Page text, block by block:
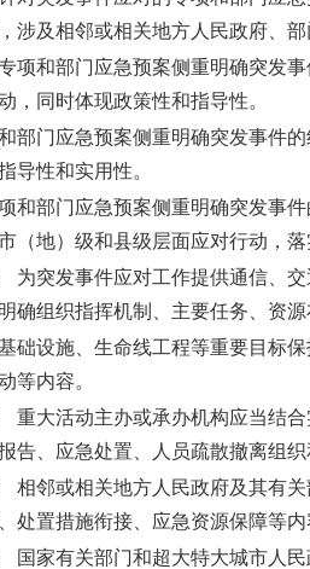
涉及相邻或相关地方人民政府、
项和部门应急预案侧重明确突发
，同时体现政策性和指导性。
部门应急预案侧重明确突发事件
导性和实用性。
和部门应急预案侧重明确突发事
（地）级和县级层面应对行动，
为突发事件应对工作提供通信、交
确组织指挥机制、主要任务、资
础设施、生命线工程等重要目标
等内容。
重大活动主办或承办机构应当结合
告、应急处置、人员疏散撤离组
相邻或相关地方人民政府及其有关
处置措施衔接、应急资源保障等
国家有关部门和超大特大城市人民